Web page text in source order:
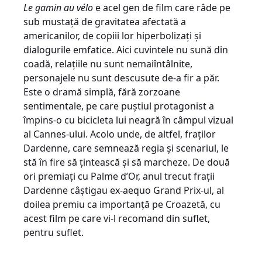
Le gamin au véloe acel gen de film care râde pe
sub mustaţă de gravitatea afectată a
americanilor, de copiii lor hiperbolizaţi şi
dialogurile emfatice. Aici cuvintele nu sună din
coadă, relaţiile nu sunt nemaiîntâlnite,
personajele nu sunt descusute de-a fir a păr.
Este o dramă simplă, fără zorzoane
sentimentale, pe care puştiul protagonist a
împins-o cu bicicleta lui neagră în câmpul vizual
al Cannes-ului. Acolo unde, de altfel, fraţilor
Dardenne, care semnează regia şi scenariul, le
stă în fire să ţintească şi să marcheze. De două
ori premiaţi cu Palme d’Or, anul trecut fraţii
Dardenne câştigau ex-aequo Grand Prix-ul, al
doilea premiu ca importanţă pe Croazetă, cu
acest film pe care vi-l recomand din suflet,
pentru suflet.